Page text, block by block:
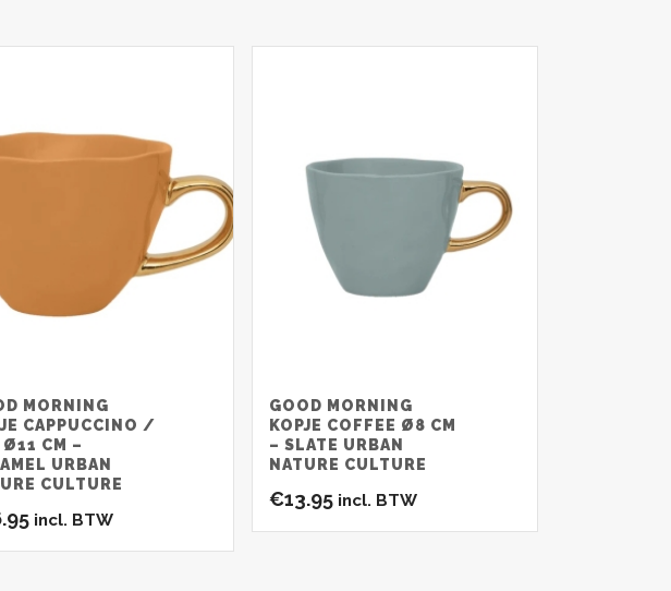
MORNING
CAPPUCCINO /
Ø11 CM –
URBAN
CULTURE
incl. BTW
GOOD MORNING
KOPJE COFFEE Ø8 CM
– SLATE URBAN
NATURE CULTURE
€13.95 incl. BTW